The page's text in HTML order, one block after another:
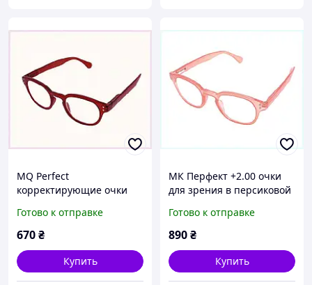
MQ Perfect
корректирующие очки
X7P537611
Готово к отправке
670₴
Купить
МК Перфект +2.00 очки
для зрения в персиковой
Готово к отправке
890₴
Купить